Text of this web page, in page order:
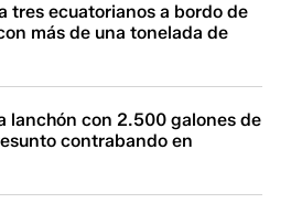
tres ecuatorianos a bordo de
más de una tonelada de
lanchón con 2.500 galones de
contrabando en